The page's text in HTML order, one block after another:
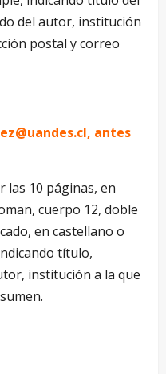
del autor, institución
postal y correo
antes
las 10 páginas, en
cuerpo 12, doble
en castellano o
título,
institución a la que